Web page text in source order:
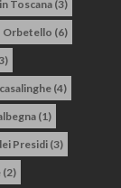
Toscana (3)
Orbetello (6)
(4)
(1)
Presidi (3)
(2)